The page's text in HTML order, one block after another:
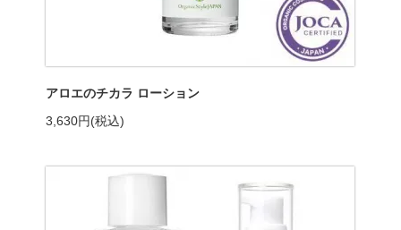
アロエのチカラ ローション
3,630円(税込)